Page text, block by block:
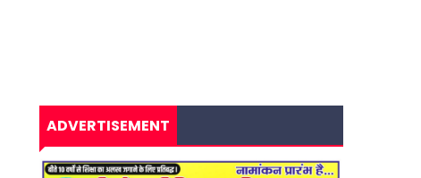
ADVERTISEMENT